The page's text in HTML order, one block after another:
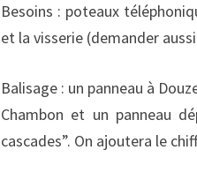
Besoins : poteaux
et la visserie (demander
Balisage : un panneau à
Chambon et un panneau
cascades”. On ajoutera le